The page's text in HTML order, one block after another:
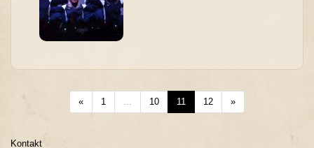
« 1 ... 10 11 12 »
Kontakt